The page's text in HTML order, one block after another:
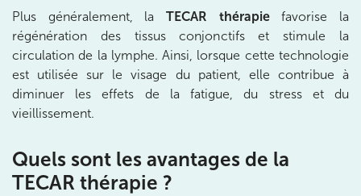
Plus généralement, la TECAR thérapiefavorise la
régénération des tissus conjonctifs et stimule la
circulation de la lymphe. Ainsi, lorsque cette technologie
est utilisée sur le visage du patient, elle contribue à
diminuer les effets de la fatigue, du stress et du
vieillissement.
Quels sont les avantages de la
TECAR thérapie ?
6 Rue Petrelle 75009 Paris
01 71 97 53 67
Prenez RDV sur
Prenez RDV sur
10 Rue Roubo 75011 Paris
10 Rue Roubo 75011 Paris
01 83 96 48 65